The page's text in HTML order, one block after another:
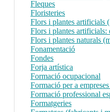
Fleques
Floristeries
Flors i plantes artificials
Flors i plantes artificials:
Flors i plantes naturals
Fonamentació
Fondes
Forja artística
Formació ocupacional
Formació per a
Formació professional
Formatgeries